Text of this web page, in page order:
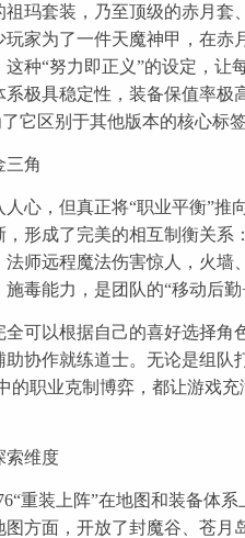
玛套装，乃至顶级的赤月套
家为了一件天魔神甲，在赤
种“努力即正义”的设定，让
极具稳定性，装备保值率极
它区别于其他版本的核心标签
三角
心，但真正将“职业平衡”推
形成了完美的相互制衡关系
师远程魔法伤害惊人，火墙
毒能力，是团队的“移动后勤
可以根据自己的喜好选择角
协作就练道士。无论是组队
的职业克制博弈，都让游戏
索维度
重装上阵”在地图和装备体系
方面，开放了封魔谷、苍月